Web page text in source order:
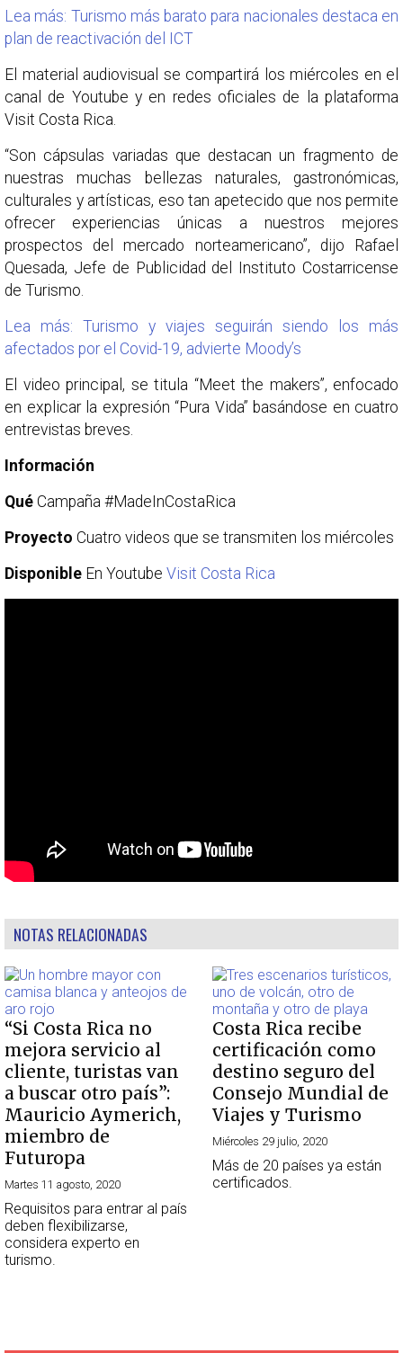
Lea más: Turismo más barato para nacionales destaca en
plan de reactivación del ICT
El material audiovisual se compartirá los miércoles en el
canal de Youtube y en redes oficiales de la plataforma
Visit Costa Rica.
“Son cápsulas variadas que destacan un fragmento de
nuestras muchas bellezas naturales, gastronómicas,
culturales y artísticas, eso tan apetecido que nos permite
ofrecer experiencias únicas a nuestros mejores
prospectos del mercado norteamericano”, dijo Rafael
Quesada, Jefe de Publicidad del Instituto Costarricense
de Turismo.
Lea más: Turismo y viajes seguirán siendo los más
afectados por el Covid-19, advierte Moody’s
El video principal, se titula “Meet the makers”, enfocado
en explicar la expresión “Pura Vida” basándose en cuatro
entrevistas breves.
Información
Qué Campaña #MadeInCostaRica
Proyecto Cuatro videos que se transmiten los miércoles
Disponible En Youtube Visit Costa Rica
NOTAS RELACIONADAS
“Si Costa Rica no
mejora servicio al
cliente, turistas van
a buscar otro país”:
Mauricio Aymerich,
miembro de
Futuropa
Martes 11 agosto, 2020
Requisitos para entrar al país
deben flexibilizarse,
considera experto en
turismo.
Costa Rica recibe
certificación como
destino seguro del
Consejo Mundial de
Viajes y Turismo
Miércoles 29 julio, 2020
Más de 20 países ya están
certificados.